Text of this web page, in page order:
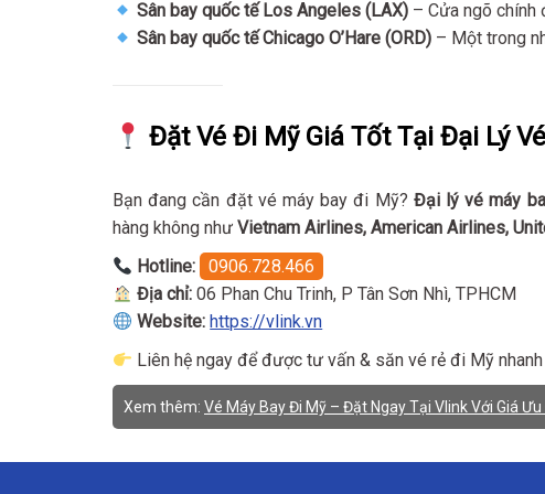
Sân bay quốc tế Los Angeles (LAX) – Cửa ngõ chính
Sân bay quốc tế Chicago O’Hare (ORD) – Một trong
Đặt Vé Đi Mỹ Giá Tốt Tại Đại Lý
Bạn đang cần đặt vé máy bay đi Mỹ? Đại lý vé máy
hàng không như Vietnam Airlines, American Airlines,
Hotline:
0906.728.466
Địa chỉ: 06 Phan Chu Trinh, P Tân Sơn Nhì, TPHCM
Website: https://vlink.vn
Liên hệ ngay để được tư vấn & săn vé rẻ đi Mỹ
Xem thêm: Vé Máy Bay Đi Mỹ – Đặt Ngay Tại Vlink Với Giá Ưu